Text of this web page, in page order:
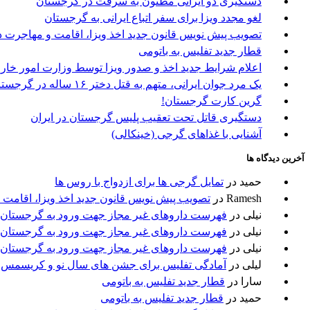
لغو مجدد ویزا برای سفر اتباع ایرانی به گرجستان
تصویب پیش نویس قانون جدید اخذ ویزا، اقامت و مهاجرت
قطار جدید تفلیس به باتومی
اعلام شرایط جدید اخذ و صدور ویزا توسط وزارت امور
یک مرد جوان ایرانی، متهم به قتل دختر ۱۶ ساله در گرجستان
گرین کارت گرجستان!
دستگیری قاتل تحت تعقیب پلیس گرجستان در ایران
آشنایی با غذاهای گرجی (خینکالی)
آخرین دیدگاه ها
حمید در تمایل گرجی ها برای ازدواج با روس ها
Ramesh در تصویب پیش نویس قانون جدید اخذ ویزا،
نیلی در فهرست داروهای غیر مجاز جهت ورود به گرجستان
نیلی در فهرست داروهای غیر مجاز جهت ورود به گرجستان
نیلی در فهرست داروهای غیر مجاز جهت ورود به گرجستان
لیلی در
آمادگی تفلیس برای جشن های سال نو و کریسمس
سارا
در قطار جدید تفلیس به باتومی
حمید در قطار جدید تفلیس به باتومی